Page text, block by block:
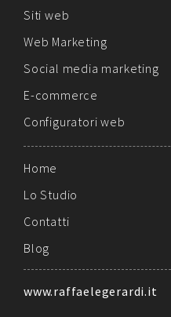
Siti web
Web Marketing
Social media marketing
E-commerce
Configuratori web
Home
Lo Studio
Contatti
Blog
www.raffaelegerardi.it